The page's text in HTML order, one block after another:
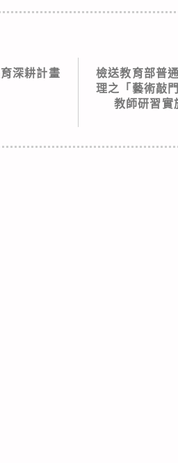
深耕計畫
檢送教育部普
理之「藝術敲
教師研習實